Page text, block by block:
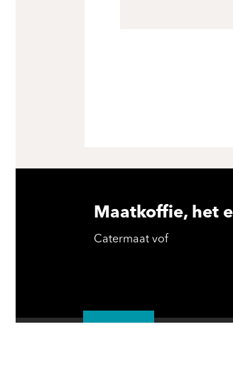
Maatkoffie, het
Catermaat vof